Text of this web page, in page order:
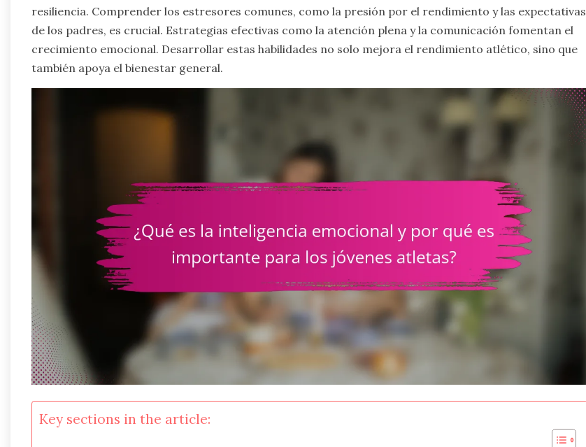
resiliencia. Comprender los estresores comunes, como la presión por el rendimiento y las expectativas
de los padres, es crucial. Estrategias efectivas como la atención plena y la comunicación fomentan el
crecimiento emocional. Desarrollar estas habilidades no solo mejora el rendimiento atlético, sino que
también apoya el bienestar general.
Key sections in the article: